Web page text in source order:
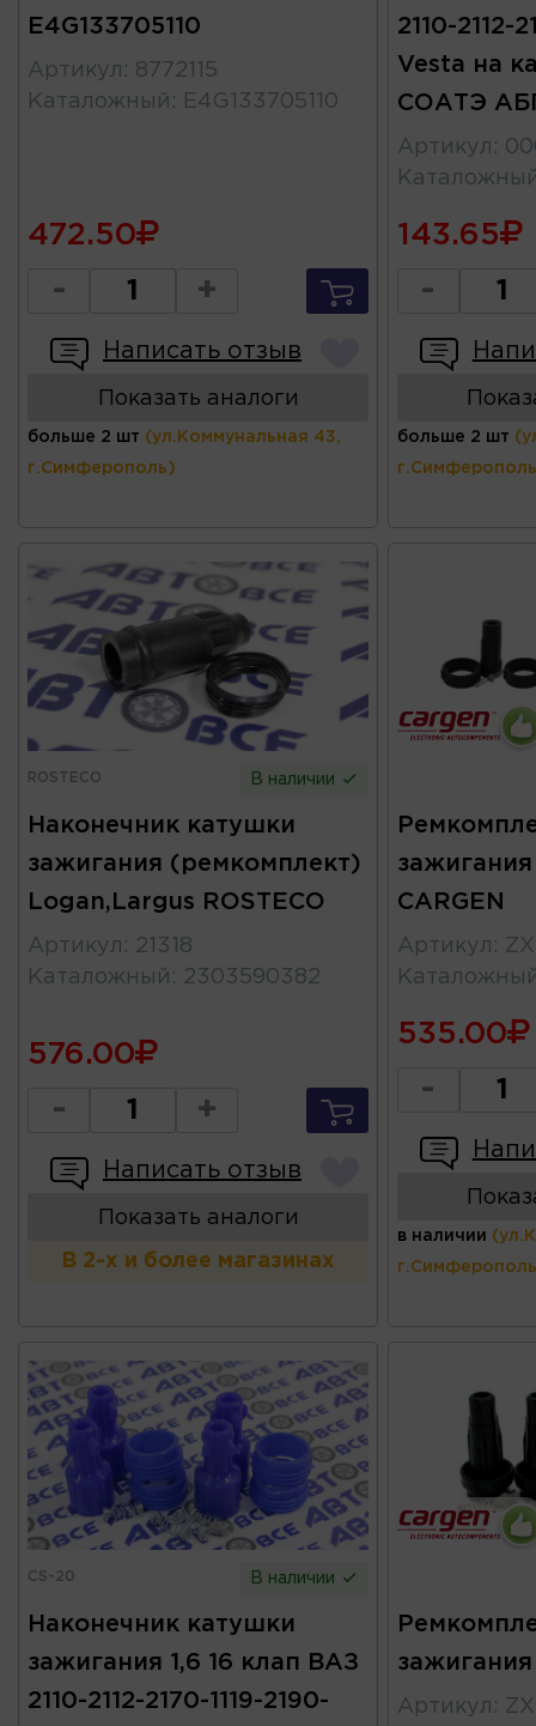
E4G133705110
Артикул : 8772115
Каталожный : E4G133705110
472.50
- +
Написать отзыв
Показать аналоги
больше 2 шт (ул.Коммунальная 43,
г.Симферополь)
2110-2112-
Vesta на
СОАТЭ
Артикул :
143.65
-
больше 2 шт
ROSTECO В наличии
Наконечник катушки
зажигания (ремкомплект)
Logan,Largus ROSTECO
Артикул : 21318
Каталожный : 2303590382
576.00
- +
Написать отзыв
Показать аналоги
В 2-х и более магазинах
CARGEN
Артикул :
535.00
-
в наличии
CS-20 В наличии
Наконечник катушки
зажигания 1,6 16 клап ВАЗ
2110-2112-2170-1119-2190-
зажигания
Артикул :